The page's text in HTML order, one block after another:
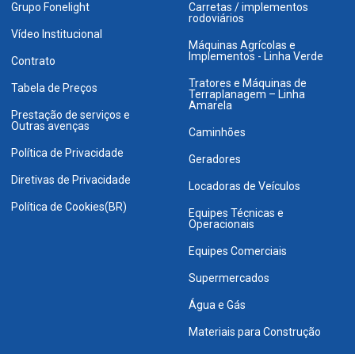
Grupo Fonelight
Vídeo Institucional
Contrato
Tabela de Preços
Prestação de serviços e
Outras avenças
Política de Privacidade
Diretivas de Privacidade
Política de Cookies(BR)
Carretas / implementos
rodoviários
Máquinas Agrícolas e
Implementos - Linha Verde
Tratores e Máquinas de
Terraplanagem – Linha
Amarela
Caminhões
Geradores
Locadoras de Veículos
Equipes Técnicas e
Operacionais
Equipes Comerciais
Supermercados
Água e Gás
Materiais para Construção